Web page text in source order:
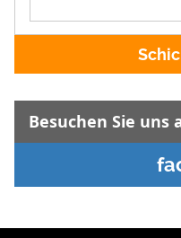
Besuchen Sie uns